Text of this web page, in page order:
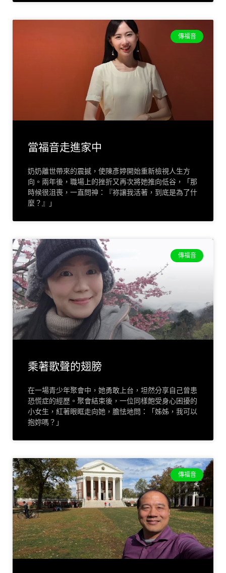
傳福音
當福音走進家中
奶奶離世帶來的震撼，使陳彥婷開始重新檢視人生方
向。兩年後，職場上的挫折又再次將她推向低谷，「那
時候很沮喪，一直問神：『祢讓我活著，到底是為了什
麼？』」
傳福音
乘著歌聲的翅膀
在一場青少年聚會中，她勇敢上台，坦然分享自己曾患
恐慌症的經歷。聚會結束後，一位同樣飽受身心困擾的
小女生，紅著眼眶走向她，膽怯地問：「姊姊，我可以
抱妳嗎？」
傳福音